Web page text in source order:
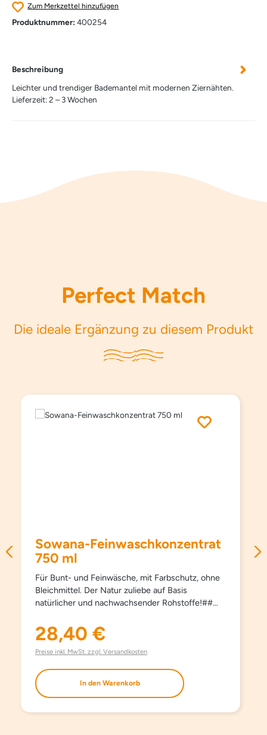
Zum Merkzettel hinzufügen
Produktnummer: 400254
Beschreibung
Leichter und trendiger Bademantel mit modernen Ziernähten.
Lieferzeit: 2 – 3 Wochen
Perfect Match
Die ideale Ergänzung zu diesem Produkt
Sowana-Feinwaschkonzentrat
750 ml
Für Bunt- und Feinwäsche, mit Farbschutz, ohne
Bleichmittel. Der Natur zuliebe auf Basis
natürlicher und nachwachsender Rohstoffe!##
schonend und sanft, schon ab 15°C und hält
Kleidungsstücke länger schön. Kein Weichspüler
erforderlich, besonders bügelleicht. Haut- und
auch bestens für die Handwäsche geeignet. Mit
modernsten waschaktiven Substanzen und
Aufheller und ohne Phosphate.
Regulärer Preis:
28,40 €
Preise inkl. MwSt. zzgl. Versandkosten
In den Warenkorb